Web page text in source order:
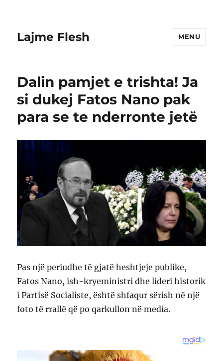
Lajme Flesh MENU
Dalin pamjet e trishta! Ja
si dukej Fatos Nano pak
para se te nderronte jetë
Pas një periudhe të gjatë heshtjeje publike,
Fatos Nano, ish-kryeministri dhe lideri historik
i Partisë Socialiste, është shfaqur sërish në një
foto të rrallë që po qarkullon në media.